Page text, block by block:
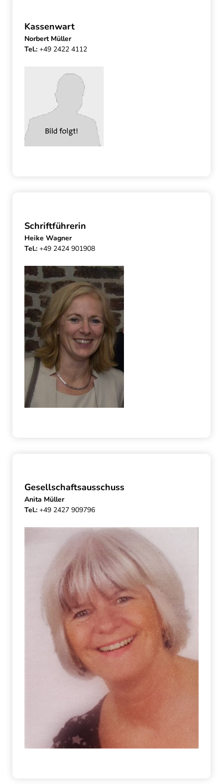
Kassenwart
Norbert Müller
Tel.: +49 2422 4112
Schriftführerin
Heike Wagner
Tel.: +49 2424 901908
Gesellschaftsausschuss
Anita Müller
Tel.: +49 2427 909796